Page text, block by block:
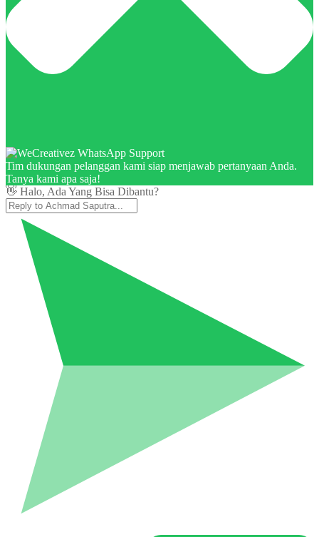
Tim dukungan pelanggan kami siap menjawab pertanyaan Anda.
Tanya kami apa saja!
👋 Halo, Ada Yang Bisa Dibantu?